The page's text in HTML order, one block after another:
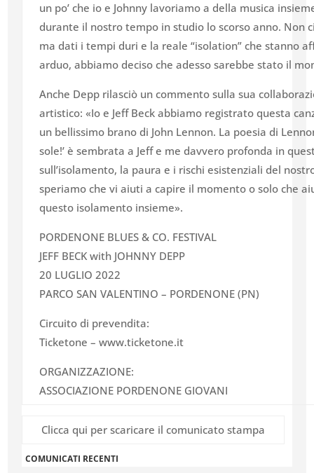
un po’ che io e Johnny lavoriamo a della musica
durante il nostro tempo in studio lo scorso anno. Non
ma dati i tempi duri e la reale “isolation” che stanno
arduo, abbiamo deciso che adesso sarebbe stato il
Anche Depp rilasciò un commento sulla sua
artistico: «Io e Jeff Beck abbiamo registrato questa
un bellissimo brano di John Lennon. La poesia di
sole!’ è sembrata a Jeff e me davvero profonda in
sull’isolamento, la paura e i rischi esistenziali del
speriamo che vi aiuti a capire il momento o solo che
questo isolamento insieme».
PORDENONE BLUES & CO. FESTIVAL
JEFF BECK with JOHNNY DEPP
20 LUGLIO 2022
PARCO SAN VALENTINO – PORDENONE (PN)
Circuito di prevendita:
Ticketone – www.ticketone.it
ORGANIZZAZIONE:
ASSOCIAZIONE PORDENONE GIOVANI
Clicca qui per scaricare il comunicato stampa
COMUNICATI RECENTI